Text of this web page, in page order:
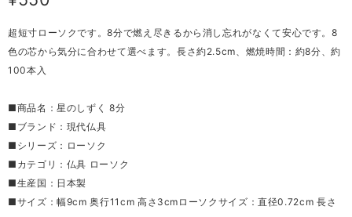
超短寸ローソクです。8分で燃え尽きるから消し忘れがなくて安心です。8
色の芯から気分に合わせて選べます。長さ約2.5cm、燃焼時間：約8分、約
100本入
■商品名：星のしずく 8分
■ブランド：現代仏具
■シリーズ：ローソク
■カテゴリ：仏具 ローソク
■生産国：日本製
■サイズ：幅9cm 奥行11cm 高さ3cmローソクサイズ：直径0.72cm 長さ